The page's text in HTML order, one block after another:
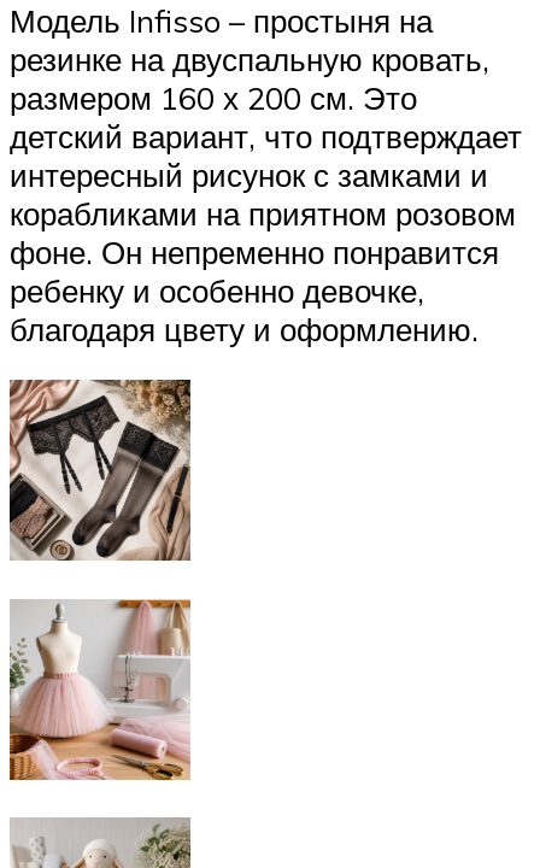
Модель Infisso – простыня на
резинке на двуспальную кровать,
размером 160 х 200 см. Это
детский вариант, что подтверждает
интересный рисунок с замками и
корабликами на приятном розовом
фоне. Он непременно понравится
ребенку и особенно девочке,
благодаря цвету и оформлению.